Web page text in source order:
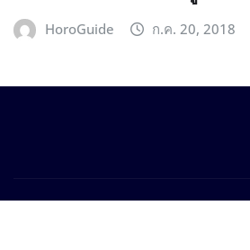
HoroGuide ก.ค. 20, 2018